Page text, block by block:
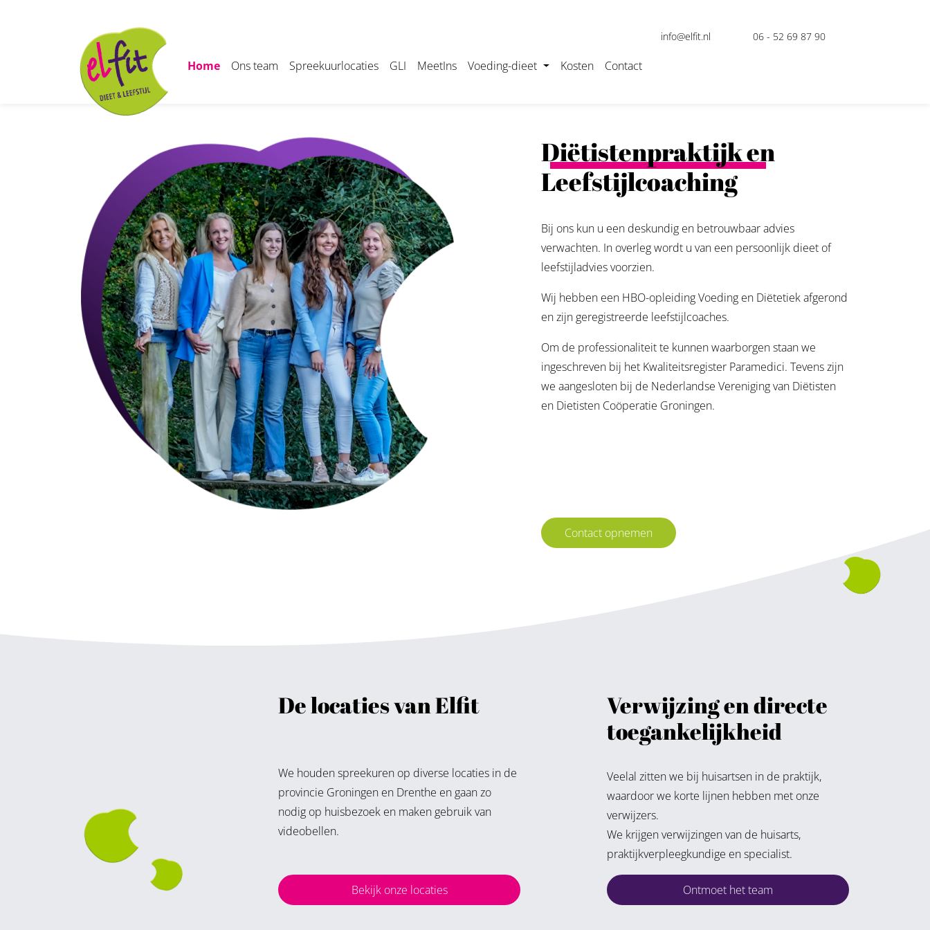
info@elfit.nl 06 - 52 69 87 90
Home Ons team Spreekuurlocaties GLI MeetIns Voeding-dieet Kosten Contact
Diëtistenpraktijk en
Leefstijlcoaching
Bij ons kun u een deskundig en betrouwbaar advies
verwachten. In overleg wordt u van een persoonlijk dieet of
leefstijladvies voorzien.
Wij hebben een HBO-opleiding Voeding en Diëtetiek afgerond
en zijn geregistreerde leefstijlcoaches.
Om de professionaliteit te kunnen waarborgen staan we
ingeschreven bij het Kwaliteitsregister Paramedici. Tevens zijn
we aangesloten bij de Nederlandse Vereniging van Diëtisten
en Dietisten Coöperatie Groningen.
Contact opnemen
De locaties van Elfit
We houden spreekuren op diverse locaties in de
provincie Groningen en Drenthe en gaan zo
nodig op huisbezoek en maken gebruik van
videobellen.
Bekijk onze locaties
Verwijzing en directe
toegankelijkheid
Veelal zitten we bij huisartsen in de praktijk,
waardoor we korte lijnen hebben met onze
verwijzers.
We krijgen verwijzingen van de huisarts,
praktijkverpleegkundige en specialist.
Ontmoet het team